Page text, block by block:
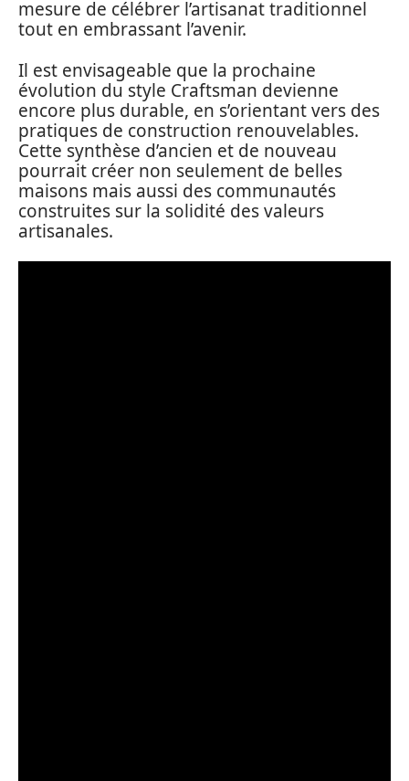
mesure de célébrer l’artisanat traditionnel
tout en embrassant l’avenir.
Il est envisageable que la prochaine
évolution du style Craftsman devienne
encore plus durable, en s’orientant vers des
pratiques de construction renouvelables.
Cette synthèse d’ancien et de nouveau
pourrait créer non seulement de belles
maisons mais aussi des communautés
construites sur la solidité des valeurs
artisanales.